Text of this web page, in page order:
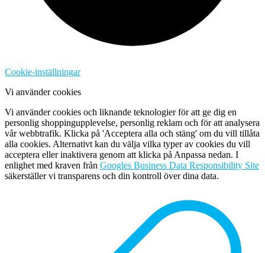
Cookie-inställningar
Vi använder cookies
Vi använder cookies och liknande teknologier för att ge dig en
personlig shoppingupplevelse, personlig reklam och för att analysera
vår webbtrafik. Klicka på 'Acceptera alla och stäng' om du vill tillåta
alla cookies. Alternativt kan du välja vilka typer av cookies du vill
acceptera eller inaktivera genom att klicka på Anpassa nedan. I
enlighet med kraven från Googles Business Data Responsibility Site
säkerställer vi transparens och din kontroll över dina data.